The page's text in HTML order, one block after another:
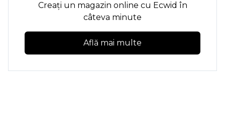
Creați un magazin online cu Ecwid în
câteva minute
Află mai multe